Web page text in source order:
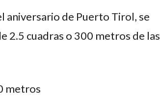
aniversario de Puerto Tirol, se
2.5 cuadras o 300 metros de las
metros